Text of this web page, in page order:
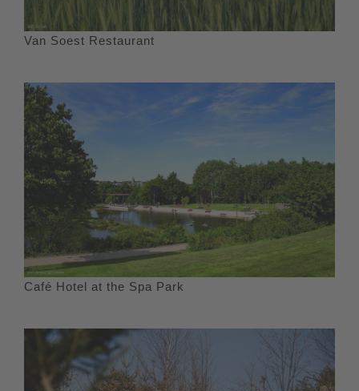
Van Soest Restaurant
Café Hotel at the Spa Park